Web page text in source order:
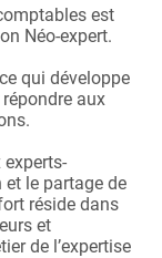
est
Néo-expert.
qui développe
aux
le partage de
réside dans
et
de l’expertise